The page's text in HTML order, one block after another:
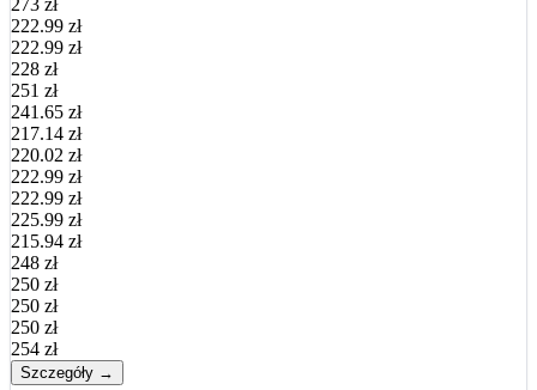
222.99 zł
222.99 zł
228 zł
251 zł
241.65 zł
217.14 zł
220.02 zł
222.99 zł
222.99 zł
225.99 zł
215.94 zł
248 zł
250 zł
250 zł
250 zł
254 zł
Szczegóły →